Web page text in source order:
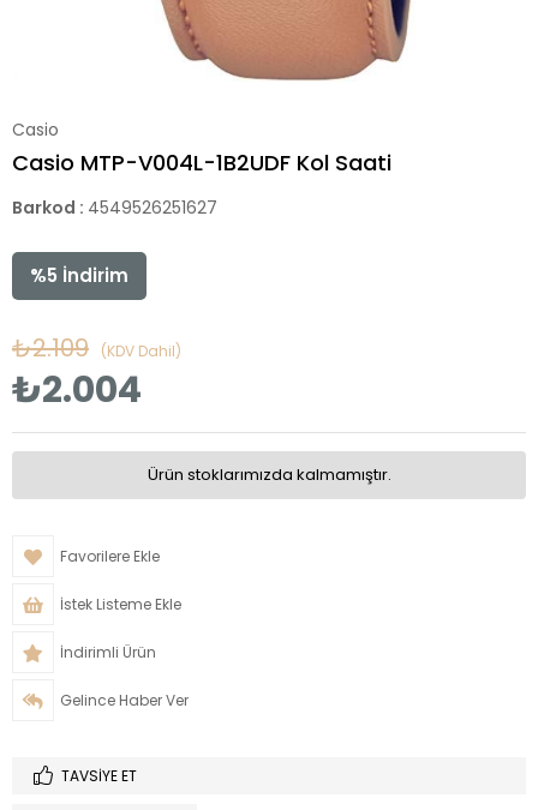
Casio
Casio MTP-V004L-1B2UDF Kol Saati
Barkod : 4549526251627
%5 İndirim
₺2.109 (KDV Dahil)
₺2.004
Ürün stoklarımızda kalmamıştır.
Favorilere Ekle
İstek Listeme Ekle
İndirimli Ürün
Gelince Haber Ver
TAVSIYE ET